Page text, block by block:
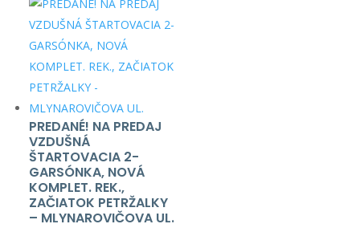
PREDANÉ! NA PREDAJ
VZDUŠNÁ
ŠTARTOVACIA 2-
GARSÓNKA, NOVÁ
KOMPLET. REK.,
ZAČIATOK PETRŽALKY
– MLYNAROVIČOVA UL.